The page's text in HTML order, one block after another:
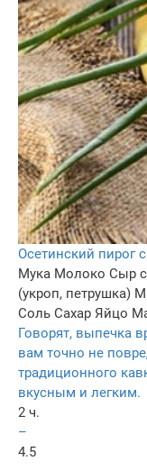
Осетинский пирог
Мука Молоко Сыр
(укроп, петрушка)
Соль Сахар Яйцо
Говорят, выпечка
вам точно не
традиционного
вкусным и легким.
2 ч.
–
4.5